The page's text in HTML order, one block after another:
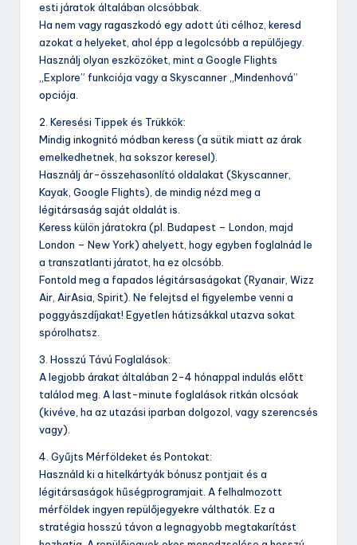
esti járatok általában olcsóbbak.
Ha nem vagy ragaszkodó egy adott úti célhoz, keresd
azokat a helyeket, ahol épp a legolcsóbb a repülőjegy.
Használj olyan eszközöket, mint a Google Flights
„Explore” funkciója vagy a Skyscanner „Mindenhová”
opciója.
2. Keresési Tippek és Trükkök:
Mindig inkognitó módban keress (a sütik miatt az árak
emelkedhetnek, ha sokszor keresel).
Használj ár-összehasonlító oldalakat (Skyscanner,
Kayak, Google Flights), de mindig nézd meg a
légitársaság saját oldalát is.
Keress külön járatokra (pl. Budapest – London, majd
London – New York) ahelyett, hogy egyben foglalnád le
a transzatlanti járatot, ha ez olcsóbb.
Fontold meg a fapados légitársaságokat (Ryanair, Wizz
Air, AirAsia, Spirit). Ne felejtsd el figyelembe venni a
poggyászdíjakat! Egyetlen hátizsákkal utazva sokat
spórolhatsz.
3. Hosszú Távú Foglalások:
A legjobb árakat általában 2-4 hónappal indulás előtt
találod meg. A last-minute foglalások ritkán olcsóak
(kivéve, ha az utazási iparban dolgozol, vagy szerencsés
vagy).
4. Gyűjts Mérföldeket és Pontokat:
Használd ki a hitelkártyák bónusz pontjait és a
légitársaságok hűségprogramjait. A felhalmozott
mérföldek ingyen repülőjegyekre válthatók. Ez a
stratégia hosszú távon a legnagyobb megtakarítást